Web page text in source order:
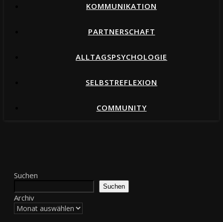
KOMMUNIKATION
PARTNERSCHAFT
ALLTAGSPSYCHOLOGIE
SELBSTREFLEXION
COMMUNITY
Suchen
Suchen
Archiv